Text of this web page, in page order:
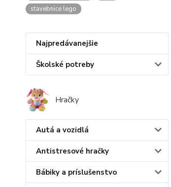
stavebnice lego
Najpredávanejšie
Školské potreby
Hračky
Autá a vozidlá
Antistresové hračky
Bábiky a príslušenstvo